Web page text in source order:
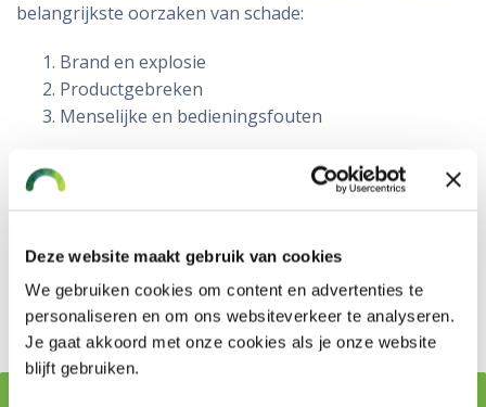
Deze website maakt gebruik van cookies
We gebruiken cookies om content en advertenties te
personaliseren en om ons websiteverkeer te analyseren.
Je gaat akkoord met onze cookies als je onze website
blijft gebruiken.
belangrijkste oorzaken van schade:
Brand en explosie
Productgebreken
Menselijke en bedieningsfouten
In de top-10 staan ook machinebreuk en nalatigheid of
onjuist advies. Deze risico’s zijn te verzekeren met de
beroepsaansprakelijkheidsverzekering .
Advies bedrijfsverzekeringen